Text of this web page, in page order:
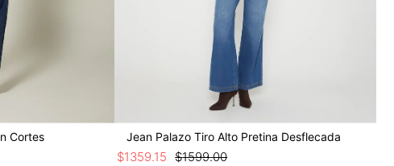
Cortes Jean Palazo Tiro Alto Pretina Desflecada
$1599.00
$1359.15